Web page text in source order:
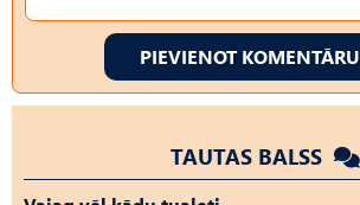
PIEVIENOT KOMENTĀRU
TAUTAS BALSS